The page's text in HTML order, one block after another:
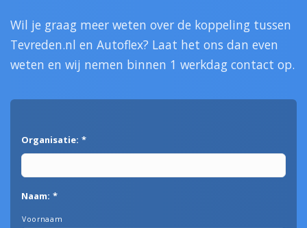
Wil je graag meer weten over de koppeling tussen
Tevreden.nl en Autoflex? Laat het ons dan even
weten en wij nemen binnen 1 werkdag contact op.
Organisatie: *
Naam: *
Voornaam